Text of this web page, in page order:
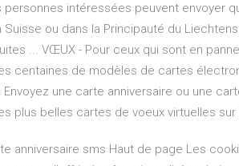
personnes intéressées peuvent envoyer
ou dans la Principauté du
... VŒUX - Pour ceux qui sont en
centaines de modèles de cartes
une carte anniversaire ou une
plus belles cartes de voeux virtuelles sur
anniversaire sms Haut de page Les